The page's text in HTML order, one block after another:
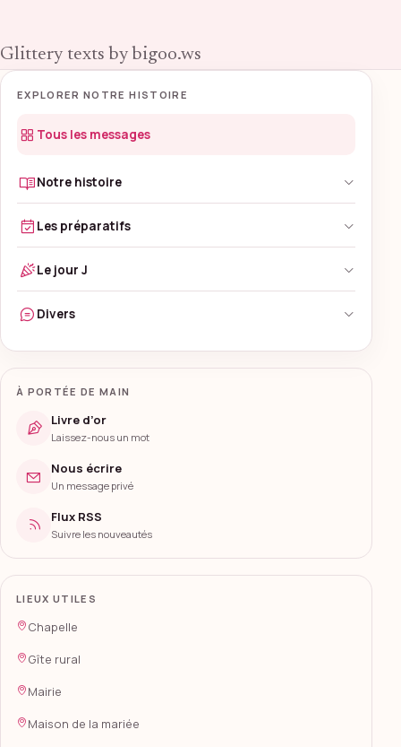
Glittery texts by bigoo.ws
EXPLORER NOTRE HISTOIRE
Tous les messages
Notre histoire
Les préparatifs
Le jour J
Divers
À PORTÉE DE MAIN
Livre d’or
Laissez-nous un mot
Nous écrire
Un message privé
Flux RSS
Suivre les nouveautés
LIEUX UTILES
Chapelle
Gîte rural
Mairie
Maison de la mariée